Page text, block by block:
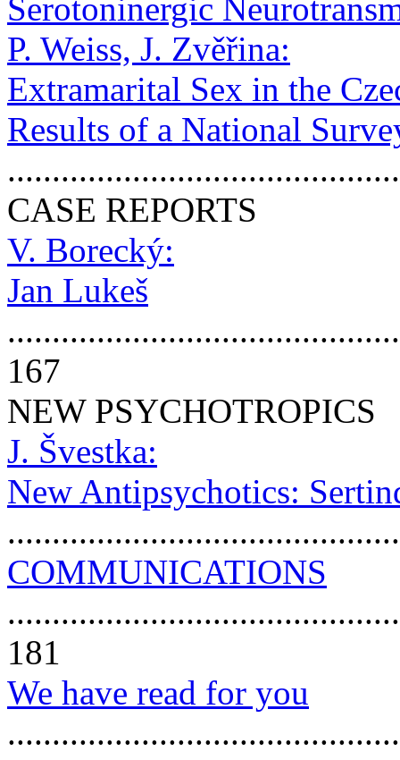
Serotoninergic
P. Weiss, J. Zvěřina:
Extramarital Sex in the
Results of a National
CASE REPORTS
V. Borecký:
Jan Lukeš
167
NEW PSYCHOTROPICS
J. Švestka:
New Antipsychotics:
COMMUNICATIONS
181
We have read for you